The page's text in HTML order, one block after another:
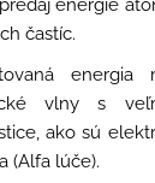
energie
častíc.
vlny s
ako sú
(Alfa lúče).